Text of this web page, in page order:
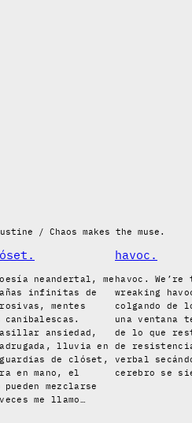
/ Chaos makes the muse.
neandertal, me
infinitas de
mentes
ansiedad,
lluvia en
de clóset,
en mano, el
mezclarse
me llamo…
havoc.
havoc.
wreaking
colgando
una ventana
de lo que
de
verbal
cerebro se